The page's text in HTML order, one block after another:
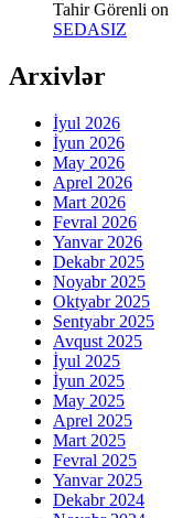
Tahir Görenli on
SEDASIZ
Arxivlər
İyul 2026
İyun 2026
May 2026
Aprel 2026
Mart 2026
Fevral 2026
Yanvar 2026
Dekabr 2025
Noyabr 2025
Oktyabr 2025
Sentyabr 2025
Avqust 2025
İyul 2025
İyun 2025
May 2025
Aprel 2025
Mart 2025
Fevral 2025
Yanvar 2025
Dekabr 2024